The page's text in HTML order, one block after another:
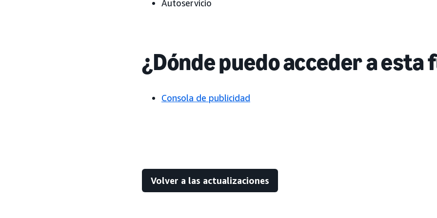
Autoservicio
¿Dónde puedo acceder a esta
Consola de publicidad
Volver a las actualizaciones